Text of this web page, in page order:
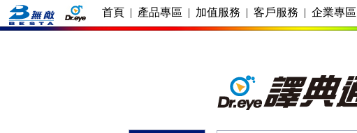
首頁 | 產品專區 | 加值服務 | 客戶服務 | 企業專區